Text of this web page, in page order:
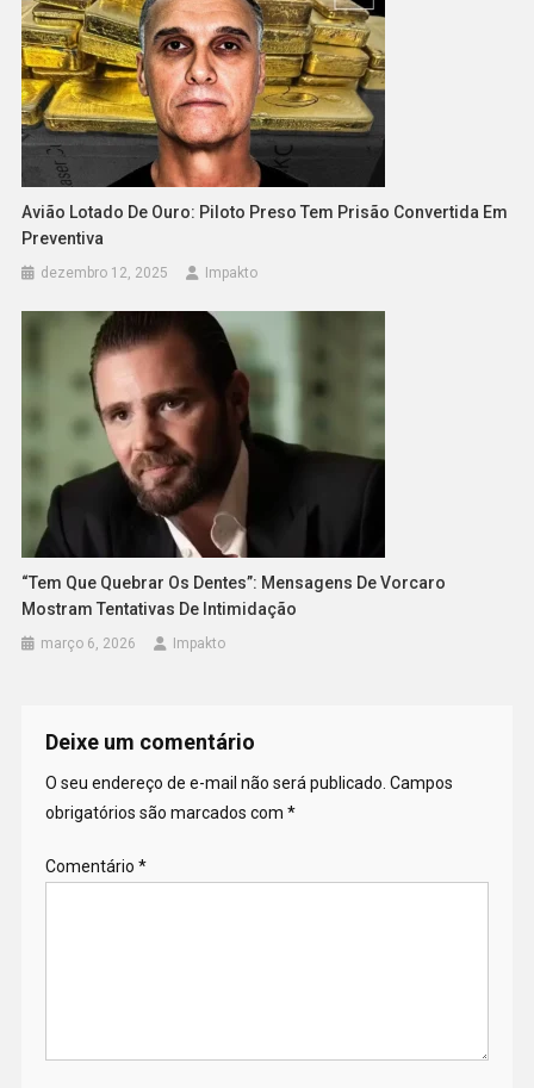
Avião Lotado De Ouro: Piloto Preso Tem Prisão Convertida Em
Preventiva
dezembro 12, 2025 Impakto
“Tem Que Quebrar Os Dentes”: Mensagens De Vorcaro
Mostram Tentativas De Intimidação
março 6, 2026 Impakto
Deixe um comentário
O seu endereço de e-mail não será publicado. Campos
obrigatórios são marcados com *
Comentário *